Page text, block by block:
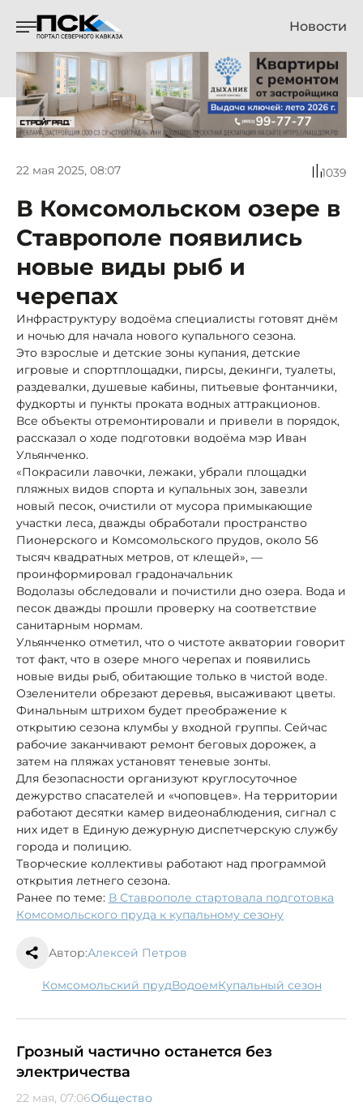
Новости
22 мая 2025, 08:07 1039
В Комсомольском озере в
Ставрополе появились
новые виды рыб и
черепах
Инфраструктуру водоёма специалисты готовят днём
и ночью для начала нового купального сезона.
Это взрослые и детские зоны купания, детские
игровые и спортплощадки, пирсы, декинги, туалеты,
раздевалки, душевые кабины, питьевые фонтанчики,
фудкорты и пункты проката водных аттракционов.
Все объекты отремонтировали и привели в порядок,
рассказал о ходе подготовки водоёма мэр Иван
Ульянченко.
«Покрасили лавочки, лежаки, убрали площадки
пляжных видов спорта и купальных зон, завезли
новый песок, очистили от мусора примыкающие
участки леса, дважды обработали пространство
Пионерского и Комсомольского прудов, около 56
тысяч квадратных метров, от клещей», —
проинформировал градоначальник
Водолазы обследовали и почистили дно озера. Вода и
песок дважды прошли проверку на соответствие
санитарным нормам.
Ульянченко отметил, что о чистоте акватории говорит
тот факт, что в озере много черепах и появились
новые виды рыб, обитающие только в чистой воде.
Озеленители обрезают деревья, высаживают цветы.
Финальным штрихом будет преображение к
открытию сезона клумбы у входной группы. Сейчас
рабочие заканчивают ремонт беговых дорожек, а
затем на пляжах установят теневые зонты.
Для безопасности организуют круглосуточное
дежурство спасателей и «чоповцев». На территории
работают десятки камер видеонаблюдения, сигнал с
них идет в Единую дежурную диспетчерскую службу
города и полицию.
Творческие коллективы работают над программой
открытия летнего сезона.
Ранее по теме: В Ставрополе стартовала подготовка
Комсомольского пруда к купальному сезону
Автор:Алексей Петров
Комсомольский пруд водоем купальный сезон
Грозный частично останется без
электричества
22 мая, 07:06Общество